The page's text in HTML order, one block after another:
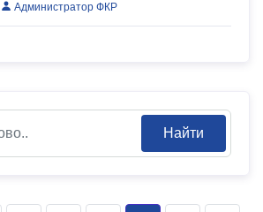
Администратор ФКР
Найти